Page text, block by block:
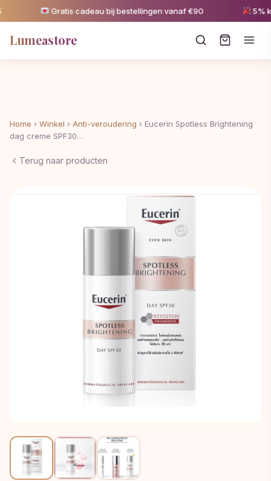
Gratis cadeau bij bestellingen vanaf €90 5%
Lumeastore
Home › Winkel › Anti-veroudering › Eucerin Spotless Brightening
dag creme SPF30…
Terug naar producten